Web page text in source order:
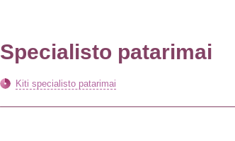
Specialisto patarimai
Kiti specialisto patarimai